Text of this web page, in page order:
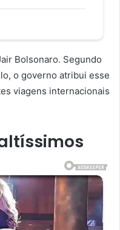
Bolsonaro. Segundo
o governo atribui esse
viagens internacionais